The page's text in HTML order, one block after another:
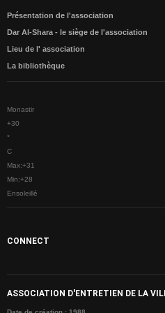
Météo
Monastir dans les Médias
Les Actualités
Carte de Monastir
Sites Archéologiques
ESPACE CULTUREL
Monastir aux yeux des Poètes
Présentation de l'association
Dar Al-Shara - le siège de l'association
Lieu de l' association
La bibliothèque
Monastir
+30
°
C
Max:+31
Min:+28
Ensoleillé
CONNECT
ASSOCIATION D'ENTRETIEN DE LA